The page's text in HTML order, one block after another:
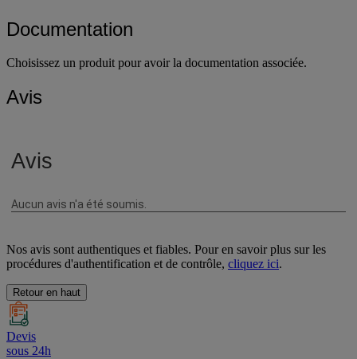
Documentation
Choisissez un produit pour avoir la documentation associée.
Avis
Nos avis sont authentiques et fiables. Pour en savoir plus sur les
procédures d'authentification et de contrôle, cliquez ici.
Retour en haut
Devis
sous 24h